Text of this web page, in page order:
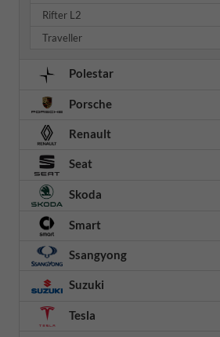
Rifter L2
Traveller
Polestar
Porsche
Renault
Seat
Skoda
Smart
Ssangyong
Suzuki
Tesla